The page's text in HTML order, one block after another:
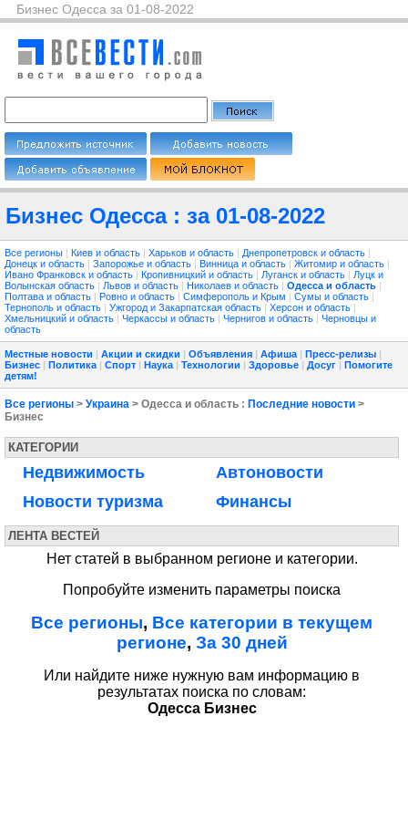
Бизнес Одесса за 01-08-2022
Бизнес Одесса : за 01-08-2022
Все регионы | Киев и область | Харьков и область | Днепропетровск и область |
Донецк и область | Запорожье и область | Винница и область | Житомир и область |
Ивано Франковск и область | Кропивницкий и область | Луганск и область | Луцк и
Волынская область | Львов и область | Николаев и область | Одесса и область |
Полтава и область | Ровно и область | Симферополь и Крым | Сумы и область |
Тернополь и область | Ужгород и Закарпатская область | Херсон и область |
Хмельницкий и область | Черкассы и область | Чернигов и область | Черновцы и
область
Местные новости | Акции и скидки | Объявления | Афиша | Пресс-релизы |
Бизнес | Политика | Спорт | Наука | Технологии | Здоровье | Досуг | Помогите
детям!
Все регионы > Украина > Одесса и область : Последние новости >
Бизнес
КАТЕГОРИИ
Недвижимость
Новости туризма
Автоновости
Финансы
ЛЕНТА ВЕСТЕЙ
Нет статей в выбранном регионе и категории.
Попробуйте изменить параметры поиска
Все регионы, Все категории в текущем
регионе, За 30 дней
Или найдите ниже нужную вам информацию в
результатах поиска по словам:
Одесса Бизнес